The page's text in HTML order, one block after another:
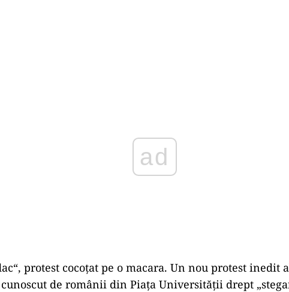
protest cocoțat pe o macara. Un nou protest inedit
de românii din Piața Universității drept